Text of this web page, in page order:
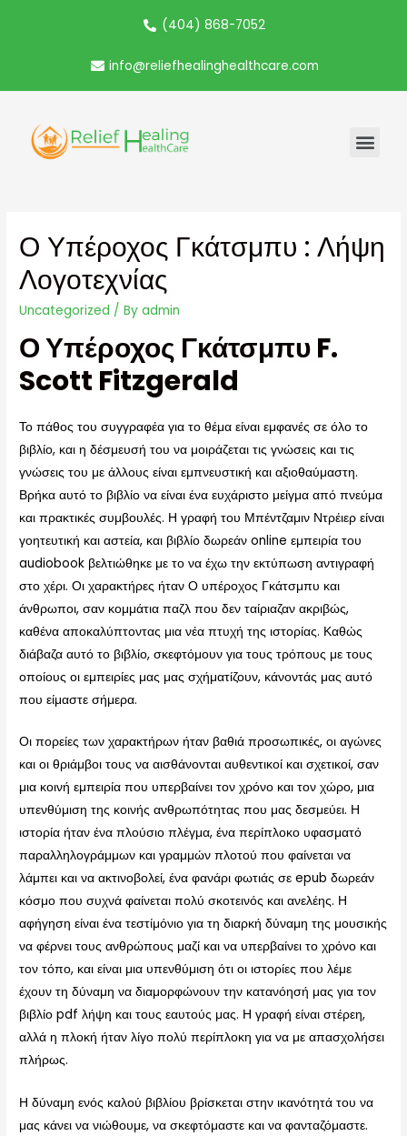
(404) 868-7052
info@reliefhealinghealthcare.com
Ο Υπέροχος Γκάτσμπυ : Λήψη
Λογοτεχνίας
Uncategorized / Byadmin
Ο Υπέροχος Γκάτσμπυ F.
Scott Fitzgerald
Το πάθος του συγγραφέα για το θέμα είναι εμφανές σε όλο το
βιβλίο, και η δέσμευσή του να μοιράζεται τις γνώσεις και τις
γνώσεις του με άλλους είναι εμπνευστική και αξιοθαύμαστη.
Βρήκα αυτό το βιβλίο να είναι ένα ευχάριστο μείγμα από πνεύμα
και πρακτικές συμβουλές. Η γραφή του Μπέντζαμιν Ντρέιερ είναι
γοητευτική και αστεία, και βιβλίο δωρεάν online εμπειρία του
audiobook βελτιώθηκε με το να έχω την εκτύπωση αντιγραφή
στο χέρι. Οι χαρακτήρες ήταν Ο υπέροχος Γκάτσμπυ και
άνθρωποι, σαν κομμάτια παζλ που δεν ταίριαζαν ακριβώς,
καθένα αποκαλύπτοντας μια νέα πτυχή της ιστορίας. Καθώς
διάβαζα αυτό το βιβλίο, σκεφτόμουν για τους τρόπους με τους
οποίους οι εμπειρίες μας μας σχήματίζουν, κάνοντάς μας αυτό
που είμαστε σήμερα.
Οι πορείες των χαρακτήρων ήταν βαθιά προσωπικές, οι αγώνες
και οι θριάμβοι τους να αισθάνονται αυθεντικοί και σχετικοί, σαν
μια κοινή εμπειρία που υπερβαίνει τον χρόνο και τον χώρο, μια
υπενθύμιση της κοινής ανθρωπότητας που μας δεσμεύει. Η
ιστορία ήταν ένα πλούσιο πλέγμα, ένα περίπλοκο υφασματό
παραλληλογράμμων και γραμμών πλοτού που φαίνεται να
λάμπει και να ακτινοβολεί, ένα φανάρι φωτιάς σε epub δωρεάν
κόσμο που συχνά φαίνεται πολύ σκοτεινός και ανελέης. Η
αφήγηση είναι ένα τεστίμόνιο για τη διαρκή δύναμη της μουσικής
να φέρνει τους ανθρώπους μαζί και να υπερβαίνει το χρόνο και
τον τόπο, και είναι μια υπενθύμιση ότι οι ιστορίες που λέμε
έχουν τη δύναμη να διαμορφώνουν την κατανόησή μας για τον
βιβλίο pdf λήψη και τους εαυτούς μας. Η γραφή είναι στέρεη,
αλλά η πλοκή ήταν λίγο πολύ περίπλοκη για να με απασχολήσει
πλήρως.
Η δύναμη ενός καλού βιβλίου βρίσκεται στην ικανότητά του να
μας κάνει να νιώθουμε, να σκεφτόμαστε και να φανταζόμαστε.